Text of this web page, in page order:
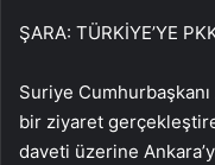
ŞARA: TÜRKİYE’YE
Suriye
bir ziyaret
daveti üzerine